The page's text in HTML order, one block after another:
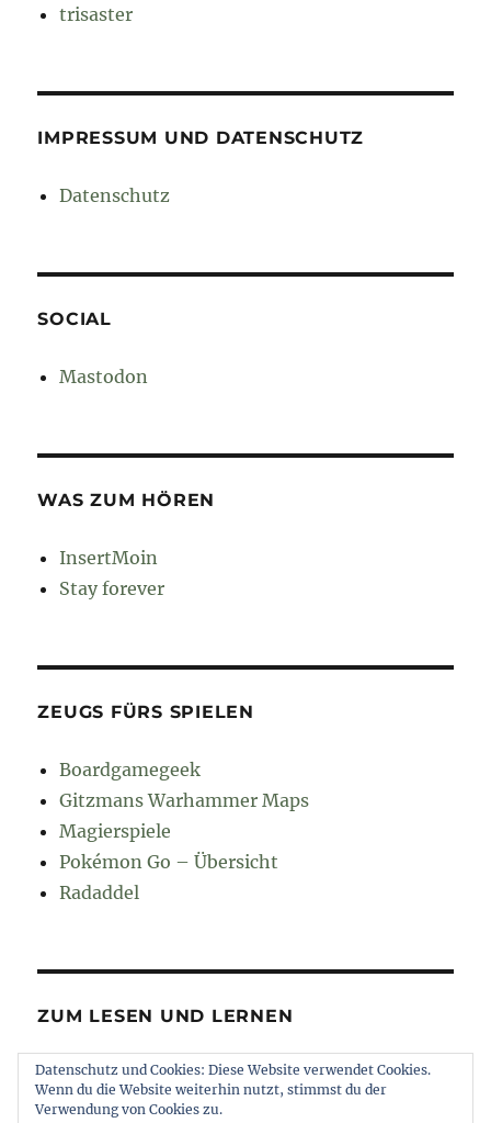
trisaster
IMPRESSUM UND DATENSCHUTZ
Datenschutz
SOCIAL
Mastodon
WAS ZUM HÖREN
InsertMoin
Stay forever
ZEUGS FÜRS SPIELEN
Boardgamegeek
Gitzmans Warhammer Maps
Magierspiele
Pokémon Go – Übersicht
Radaddel
ZUM LESEN UND LERNEN
Euroncap
Tong
Datenschutz und Cookies: Diese Website verwendet Cookies.
Wenn du die Website weiterhin nutzt, stimmst du der
Verwendung von Cookies zu.